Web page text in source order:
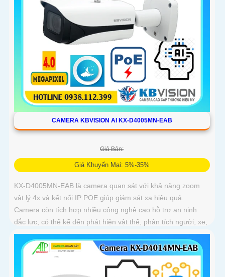
CAMERA KBVISION AI KX-D4005MN-EAB
Giá Bán:
Giá Khuyến Mại: 5%-35%
KX-D4005MN-EAB là camera quan sát với khả năng zoom
vật lý 4x và kết nối IP POE giúp giám sát xa hiệu quả.
Camera còn tích hợp nhiều công nghệ cao hỗ trợ an ninh
đắc lực, có thể kể đến phát hiện vật thể, phân tích người, xe,
biển số, SMD3